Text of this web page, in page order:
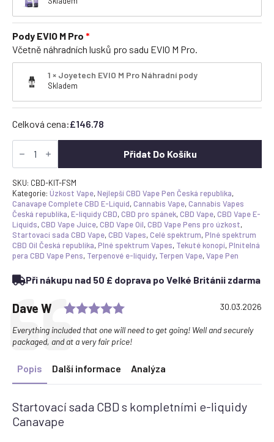
Pody EVIO M Pro
Včetně náhradních lusků pro sadu EVIO M Pro.
1 × Joyetech EVIO M Pro Náhradní pody
Skladem
Celková cena:£146.78
Full
Spectrum
Starter
Kit
-
3x
kompletní
e-
liquidy
-
aditiva
náhradní
Přidat Do Košíku
SKU: CBD-KIT-FSM
Kategorie: Úzkost Vape,Nejlepší CBD Vape Pen Česká republika,
Canavape Complete CBD E-Liquid,Cannabis Vape,Cannabis Vapes
Česká republika,E-liquidy CBD,CBD pro spánek,CBD Vape,CBD Vape E-
Liquids,CBD Vape Juice,CBD Vape Oil,CBD Vape Pens pro úzkost,
Startovací sada CBD Vape,CBD Vapes,Celé spektrum,Plné spektrum
CBD Oil Česká republika,Plné spektrum Vapes, Tekuté konopí,Plnitelná
pera CBD Vape Pens, Terpenové e-liquidy, Terpen Vape,Vape Pen
Při nákupu nad 50 £ doprava po Velké Británii zdarma
Testimonial
Author:
Dave W Rating: 5.0 out of 5 stars
Date:
30.03.2026
Text:
Everything included that one will need to get going! Well and securely
packaged, and at a very fair price!
Popis Další informace Analýza
Startovací sada CBD s kompletními e-liquidy
Canavape